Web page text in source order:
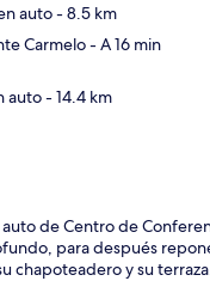
auto- 8.5 km
Carmelo- A 16 min
auto- 14.4 km
de Centro de
para después
chapoteadero y su terraza.